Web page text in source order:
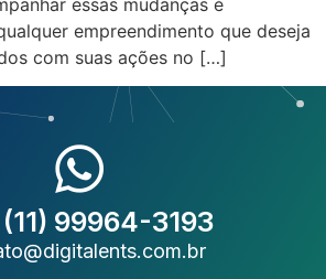
essas mudanças é
empreendimento que deseja
com suas ações no […]
99964-3193